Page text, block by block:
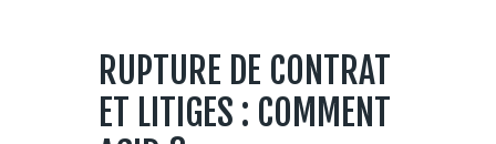
RUPTURE DE CONTRAT
ET LITIGES : COMMENT